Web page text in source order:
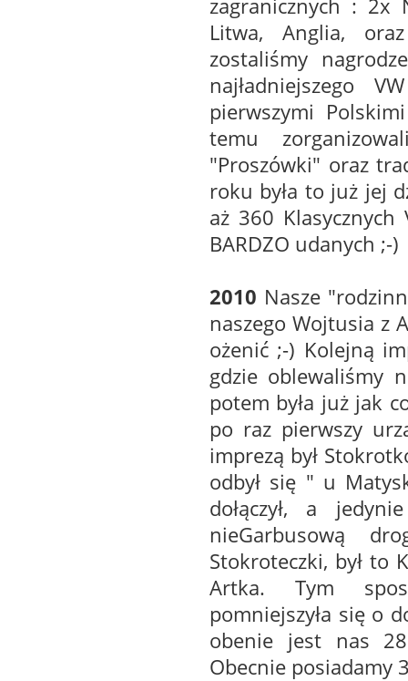
zagranicznych : 2x
Litwa, Anglia,
zostaliśmy
najładniejszego
pierwszymi
temu
"Proszówki" oraz
roku była to już jej
aż 360 Klasycznych
BARDZO udanych ;-)
2010 Nasze
naszego Wojtusia z
ożenić ;-) Kolejną
gdzie oblewaliśmy
potem była już jak
po raz pierwszy
imprezą był
odbył się " u
dołączył, a
nieGarbusową
Stokroteczki, był to
Artka. Tym
pomniejszyła się o
obenie jest nas
Obecnie posiadamy